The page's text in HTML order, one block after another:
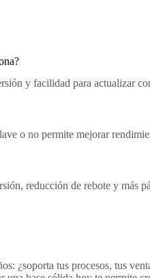
y facilidad para actualizar
o no permite mejorar
reducción de rebote y
¿soporta tus procesos, tus